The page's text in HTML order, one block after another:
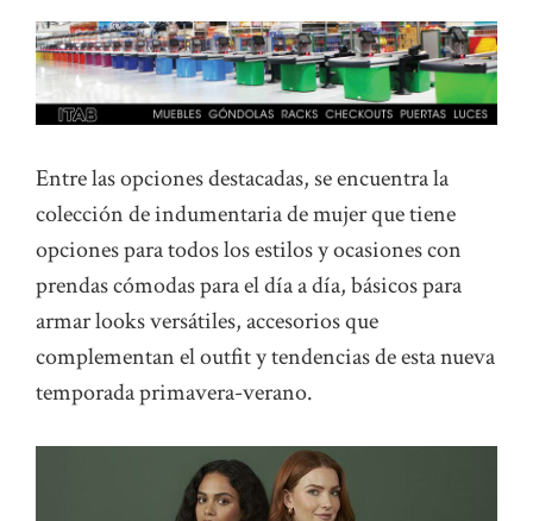
Entre las opciones destacadas, se encuentra la
colección de indumentaria de mujer que tiene
opciones para todos los estilos y ocasiones con
prendas cómodas para el día a día, básicos para
armar looks versátiles, accesorios que
complementan el outfit y tendencias de esta nueva
temporada primavera-verano.